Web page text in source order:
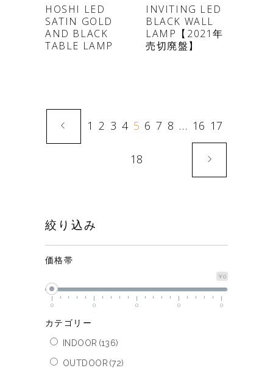
ONLINE
SHOP
HOSHI LED
SATIN GOLD
AND BLACK
TABLE LAMP
ONLINE
SHOP
INVITING LED
BLACK WALL
LAMP【2021年
売切廃盤】
1 2 3 4 5 6 7 8 … 16 17
18
絞り込み
価格帯
¥0
0 0 0 0 0
カテゴリー
INDOOR (136)
OUTDOOR (72)